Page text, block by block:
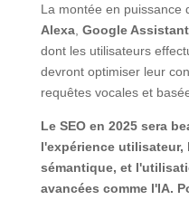
La montée en puissance
Alexa, Google Assistant
dont les utilisateurs
devront optimiser leur
requêtes vocales et
Le SEO en 2025 sera
l'expérience utilisateur,
sémantique, et
avancées comme l'IA.